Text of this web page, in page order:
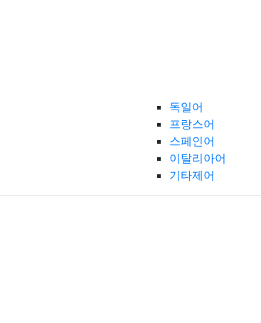
독일어
프랑스어
스페인어
이탈리아어
기타제어